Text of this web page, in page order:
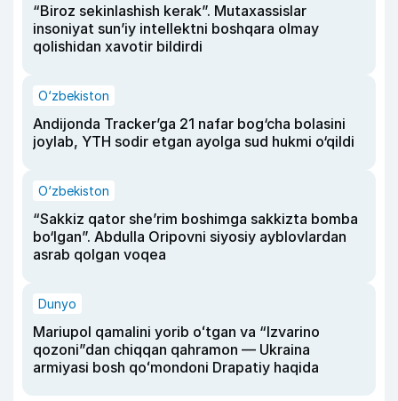
“Biroz sekinlashish kerak”. Mutaxassislar
insoniyat sun’iy intellektni boshqara olmay
qolishidan xavotir bildirdi
O‘zbekiston
Andijonda Tracker’ga 21 nafar bog‘cha bolasini
joylab, YTH sodir etgan ayolga sud hukmi o‘qildi
O‘zbekiston
“Sakkiz qator she’rim boshimga sakkizta bomba
bo‘lgan”. Abdulla Oripovni siyosiy ayblovlardan
asrab qolgan voqea
Dunyo
Mariupol qamalini yorib oʻtgan va “Izvarino
qozoni”dan chiqqan qahramon — Ukraina
armiyasi bosh qoʻmondoni Drapatiy haqida